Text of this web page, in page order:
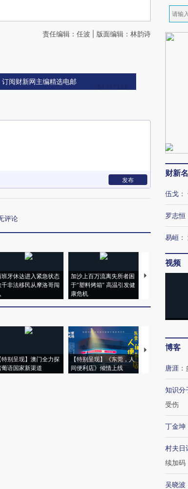
责任编辑：任波 | 版面编辑：林韵诗
订阅财新网主编精选电邮
发布
评论
班牙休达进入紧急状态
千非法移民从摩洛哥闯
加沙上百万流离失所者困
于“塑料烤箱” 高温引发健
康危机
视线｜HYROX
特别呈现】澳门全力探
葡语国家新渠道
【特别呈现】《东莞，人
间便利店》倾情上线
【推广】走进第
财新
伍戈 ：
罗志恒
易峘 ：
视频
博客
唐涯 ：
知识分
受伤
丁金坤
村夫日
续加码
吴晓波